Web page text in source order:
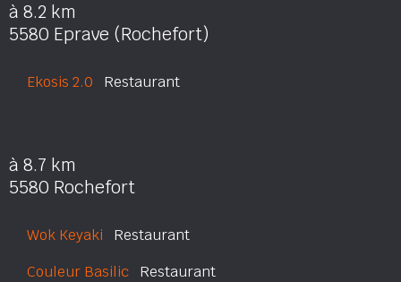
à 8.2 km
5580 Eprave (Rochefort)
Ekosis 2.0 Restaurant
à 8.7 km
5580 Rochefort
Wok Keyaki Restaurant
Couleur Basilic Restaurant